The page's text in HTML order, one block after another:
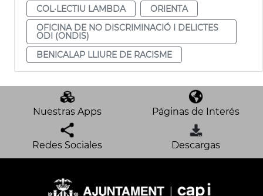
COL·LECTIU LAMBDA
ORIENTA
OFICINA DE NO DISCRIMINACIÓ I DELICTES
ODI (ONDIS)
BENICALAP LLIURE DE RACISME
Nuestras Apps Páginas de Interés
Redes Sociales Descargas